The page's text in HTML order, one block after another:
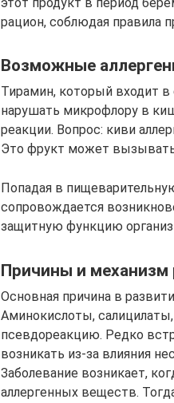
рацион, соблюдая правила
Возможные
Тирамин, который входит в
нарушать микрофлору в
реакции. Вопрос: киви
Это фрукт может
Попадая в
сопровождается
защитную функцию
Причины и механизм
Основная причина в
Аминокислоты,
псевдореакцию. Редко
возникать из-за влияния
Заболевание возникает,
аллергенных веществ.